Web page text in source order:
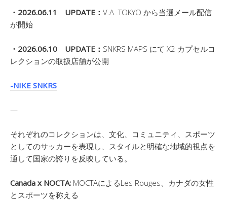
・2026.06.11 UPDATE： V.A. TOKYO から当選メール配信
が開始
・2026.06.10 UPDATE： SNKRS MAPS にて X2 カプセルコ
レクションの取扱店舗が公開
-NIKE SNKRS
—
それぞれのコレクションは、文化、コミュニティ、スポーツ
としてのサッカーを表現し、スタイルと明確な地域的視点を
通して国家の誇りを反映している。
Canada x NOCTA: MOCTAによるLes Rouges、カナダの女性
とスポーツを称える